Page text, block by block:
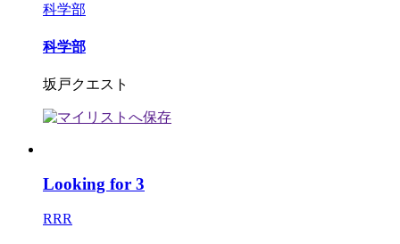
科学部
科学部
坂戸クエスト
Looking for 3
RRR